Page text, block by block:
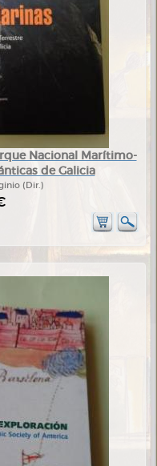
Nacional Marítimo-
de Galicia
(Dir.)